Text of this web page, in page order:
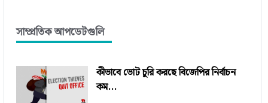
সাম্প্রতিক আপডেটগুলি
কীভাবে ভোট চুরি করছে বিজেপির নির্বাচন
কম...